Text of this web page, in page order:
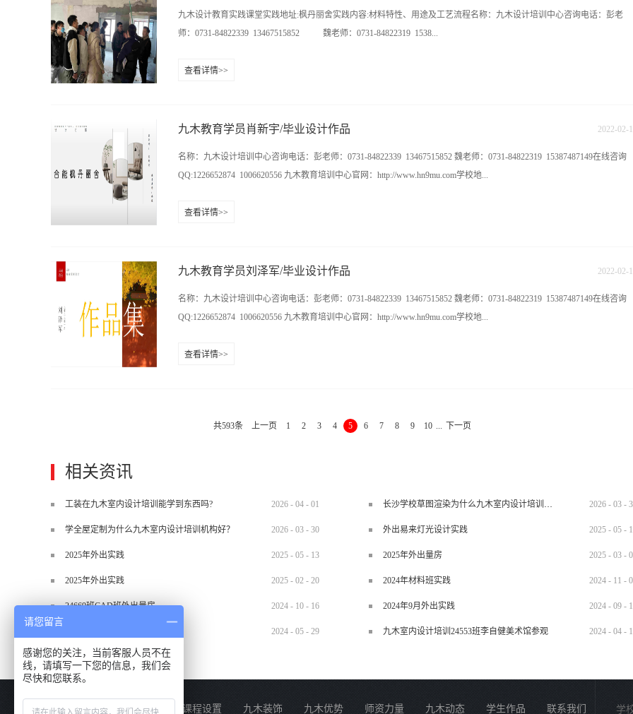
九木设计教育实践课堂实践地址:枫丹丽舍实践内容:材料特性、用途及工艺流程名称：九木设计培训中心咨询电话：彭老
师：0731-84822339 13467515852 魏老师：0731-84822319 1538...
查看详情>>
九木教育学员肖新宇/毕业设计作品
名称：九木设计培训中心咨询电话：彭老师：0731-84822339 13467515852 魏老师：0731-84822319 15387487149在线咨询
QQ:1226652874 1006620556 九木教育培训中心官网：http://www.hn9mu.com学校地...
2022-02-
查看详情>>
九木教育学员刘泽军/毕业设计作品
名称：九木设计培训中心咨询电话：彭老师：0731-84822339 13467515852 魏老师：0731-84822319 15387487149在线咨询
QQ:1226652874 1006620556 九木教育培训中心官网：http://www.hn9mu.com学校地...
2022-02-
查看详情>>
共593条 上一页 1 2 3 4 5 6 7 8 9 10 ... 下一页
相关资讯
工装在九木室内设计培训能学到东西吗? 2026 - 04 - 01 长沙学校草图渲染为什么九木室内设计培训机构好？ 2026 - 03 -
学全屋定制为什么九木室内设计培训机构好？ 2026 - 03 - 30 外出易来灯光设计实践 2025 - 05 -
2025年外出实践 2025 - 05 - 13 2025年外出量房 2025 - 03 -
2025年外出实践 2025 - 02 - 20 2024年材料班实践 2024 - 11 -
24669班CAD班外出量房 2024 - 10 - 16 2024年9月外出实践 2024 - 09 -
2024 - 05 - 29 九木室内设计培训24553班李自健美术馆参观 2024 - 04 -
关于我们 课程设置 九木装饰 九木优势 师资力量 九木动态 学生作品 联系我们 学
请您留言
感谢您的关注，当前客服人员不在
线，请填写一下您的信息，我们会
尽快和您联系。